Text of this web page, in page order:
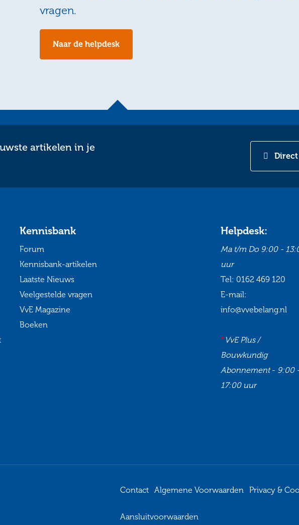
vragen.
Naar de helpdesk
artikelen in je
Kennisbank
Forum
Kennisbank-artikelen
Laatste Nieuws
Veelgestelde vragen
VvE Magazine
Boeken
Helpdesk:
Ma t/m Do 9:00 -
uur
Tel: 0162 469 120
E-mail:
info@vvebelang.nl
*VvE Plus /
Bouwkundig
Abonnement- 9:00
17:00 uur
Facebook
Twitter
LinkedIn
Youtube
Contact Algemene Voorwaarden Privacy &
Aansluitvoorwaarden